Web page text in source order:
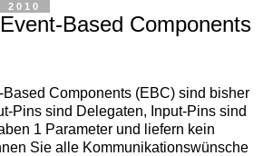
Based Components
Components (EBC) sind bisher
Pins sind Delegaten, Input-Pins sind
1 Parameter und liefern kein
Sie alle Kommunikationswünsche